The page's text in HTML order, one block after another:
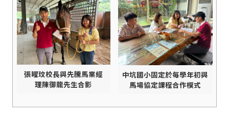
張暒玟校長與先騰馬業經
理陳御龍先生合影
中坑國小固定於每學年初與
馬場協定課程合作模式